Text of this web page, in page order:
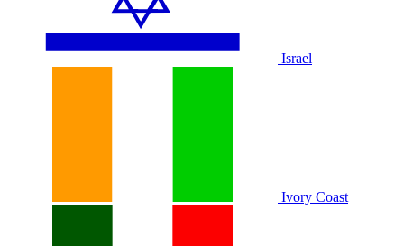
Israel
Ivory Coast